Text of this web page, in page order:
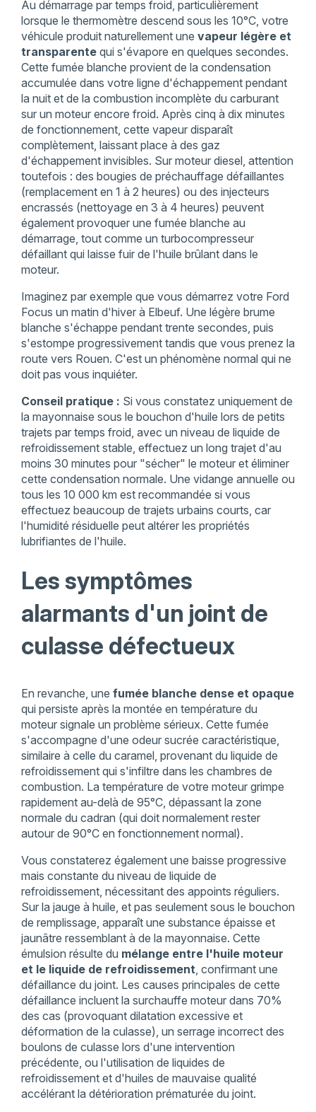
Au démarrage par temps froid, particulièrement
lorsque le thermomètre descend sous les 10°C, votre
véhicule produit naturellement une vapeur légère et
transparentequi s'évapore en quelques secondes.
Cette fumée blanche provient de la condensation
accumulée dans votre ligne d'échappement pendant
la nuit et de la combustion incomplète du carburant
sur un moteur encore froid. Après cinq à dix minutes
de fonctionnement, cette vapeur disparaît
complètement, laissant place à des gaz
d'échappement invisibles. Sur moteur diesel, attention
toutefois : des bougies de préchauffage défaillantes
(remplacement en 1 à 2 heures) ou des injecteurs
encrassés (nettoyage en 3 à 4 heures) peuvent
également provoquer une fumée blanche au
démarrage, tout comme un turbocompresseur
défaillant qui laisse fuir de l'huile brûlant dans le
moteur.
Imaginez par exemple que vous démarrez votre Ford
Focus un matin d'hiver à Elbeuf. Une légère brume
blanche s'échappe pendant trente secondes, puis
s'estompe progressivement tandis que vous prenez la
route vers Rouen. C'est un phénomène normal qui ne
doit pas vous inquiéter.
Conseil pratique : Si vous constatez uniquement de
la mayonnaise sous le bouchon d'huile lors de petits
trajets par temps froid, avec un niveau de liquide de
refroidissement stable, effectuez un long trajet d'au
moins 30 minutes pour "sécher" le moteur et éliminer
cette condensation normale. Une vidange annuelle ou
tous les 10 000 km est recommandée si vous
effectuez beaucoup de trajets urbains courts, car
l'humidité résiduelle peut altérer les propriétés
lubrifiantes de l'huile.
Les symptômes
alarmants d'un joint de
culasse défectueux
En revanche, une fumée blanche dense et opaque
qui persiste après la montée en température du
moteur signale un problème sérieux. Cette fumée
s'accompagne d'une odeur sucrée caractéristique,
similaire à celle du caramel, provenant du liquide de
refroidissement qui s'infiltre dans les chambres de
combustion. La température de votre moteur grimpe
rapidement au-delà de 95°C, dépassant la zone
normale du cadran (qui doit normalement rester
autour de 90°C en fonctionnement normal).
Vous constaterez également une baisse progressive
mais constante du niveau de liquide de
refroidissement, nécessitant des appoints réguliers.
Sur la jauge à huile, et pas seulement sous le bouchon
de remplissage, apparaît une substance épaisse et
jaunâtre ressemblant à de la mayonnaise. Cette
émulsion résulte du mélange entre l'huile moteur
et le liquide de refroidissement , confirmant une
défaillance du joint. Les causes principales de cette
défaillance incluent la surchauffe moteur dans 70%
des cas (provoquant dilatation excessive et
déformation de la culasse), un serrage incorrect des
boulons de culasse lors d'une intervention
précédente, ou l'utilisation de liquides de
refroidissement et d'huiles de mauvaise qualité
accélérant la détérioration prématurée du joint.